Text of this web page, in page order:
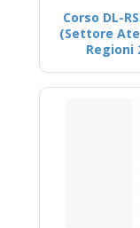
Corso DL-
(Settore
Regioni